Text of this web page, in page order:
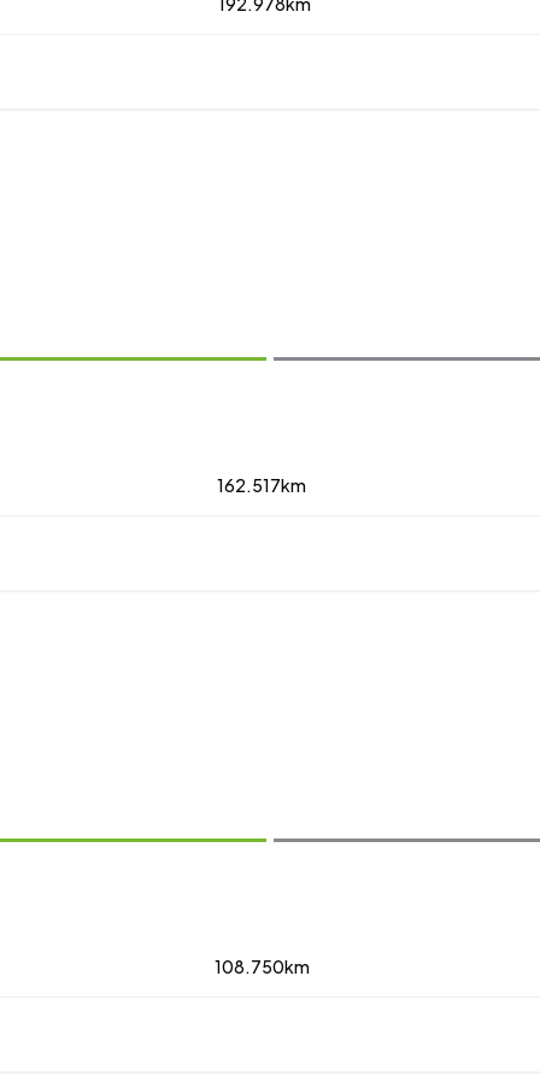
162.517km
108.750km